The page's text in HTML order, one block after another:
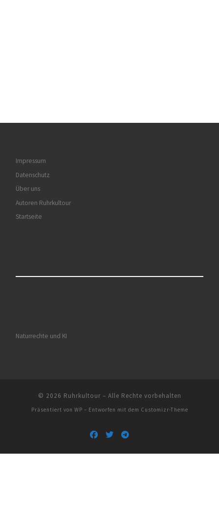
Impressum
Datenschutz
Über uns
Autoren Ruhrkultour
Startseite
Naturrechte und KI
© 2026 Ruhrkultour– Alle Rechte vorbehalten
Präsentiert von WP – Entworfen mit dem Customizr-Theme